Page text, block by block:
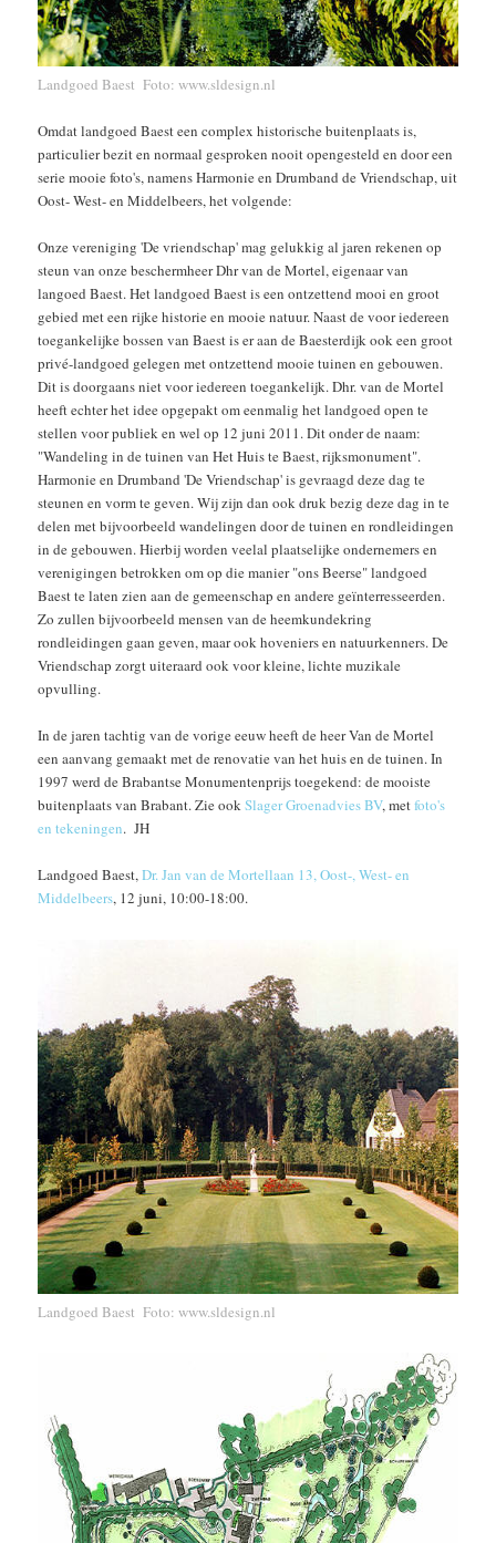
Landgoed Baest Foto: www.sldesign.nl
Omdat landgoed Baest een complex historische buitenplaats is,
particulier bezit en normaal gesproken nooit opengesteld en door een
serie mooie foto's, namens Harmonie en Drumband de Vriendschap, uit
Oost- West- en Middelbeers, het volgende:
Onze vereniging 'De vriendschap' mag gelukkig al jaren rekenen op
steun van onze beschermheer Dhr van de Mortel, eigenaar van
langoed Baest. Het landgoed Baest is een ontzettend mooi en groot
gebied met een rijke historie en mooie natuur. Naast de voor iedereen
toegankelijke bossen van Baest is er aan de Baesterdijk ook een groot
privé-landgoed gelegen met ontzettend mooie tuinen en gebouwen.
Dit is doorgaans niet voor iedereen toegankelijk. Dhr. van de Mortel
heeft echter het idee opgepakt om eenmalig het landgoed open te
stellen voor publiek en wel op 12 juni 2011. Dit onder de naam:
"Wandeling in de tuinen van Het Huis te Baest, rijksmonument".
Harmonie en Drumband 'De Vriendschap' is gevraagd deze dag te
steunen en vorm te geven. Wij zijn dan ook druk bezig deze dag in te
delen met bijvoorbeeld wandelingen door de tuinen en rondleidingen
in de gebouwen. Hierbij worden veelal plaatselijke ondernemers en
verenigingen betrokken om op die manier "ons Beerse" landgoed
Baest te laten zien aan de gemeenschap en andere geïnterresseerden.
Zo zullen bijvoorbeeld mensen van de heemkundekring
rondleidingen gaan geven, maar ook hoveniers en natuurkenners. De
Vriendschap zorgt uiteraard ook voor kleine, lichte muzikale
opvulling.
In de jaren tachtig van de vorige eeuw heeft de heer Van de Mortel
een aanvang gemaakt met de renovatie van het huis en de tuinen. In
1997 werd de Brabantse Monumentenprijs toegekend: de mooiste
buitenplaats van Brabant. Zie ookSlager Groenadvies BV, metfoto's
en tekeningen. JH
Landgoed Baest,Dr. Jan van de Mortellaan 13, Oost-, West- en
Middelbeers, 12 juni, 10:00-18:00.
Landgoed Baest Foto: www.sldesign.nl